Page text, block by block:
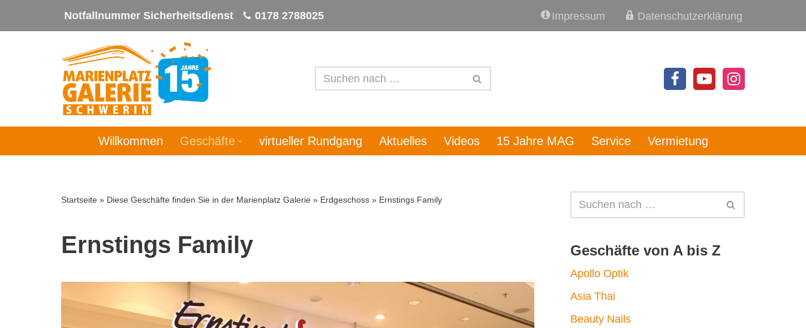
Zum
Notfallnummer Sicherheitsdienst 0178 2788025 Impressum Datenschutzerklärung
Willkommen Geschäfte virtueller Rundgang Aktuelles Videos 15 Jahre MAG Service Vermietung
Startseite » Diese Geschäfte finden Sie in der Marienplatz Galerie » Erdgeschoss » Ernstings Family
Ernstings Family Geschäfte von A bis Z
Apollo Optik
Asia Thai
Beauty Nails